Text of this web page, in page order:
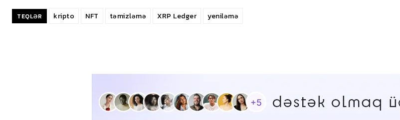
TEQLƏR kripto NFT təmizləmə XRP Ledger yeniləmə